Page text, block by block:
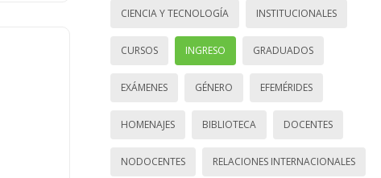
CIENCIA Y TECNOLOGÍA INSTITUCIONALES
CURSOS INGRESO GRADUADOS
EXÁMENES GÉNERO EFEMÉRIDES
HOMENAJES BIBLIOTECA DOCENTES
NODOCENTES RELACIONES INTERNACIONALES